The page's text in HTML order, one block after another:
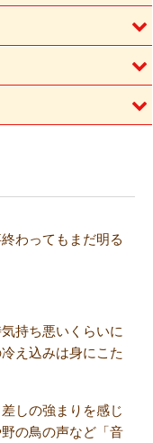
わってもまだ明る
持ち悪いくらいに
え込みは身にこた
しの強まりを感じ
の鳥の声など「音